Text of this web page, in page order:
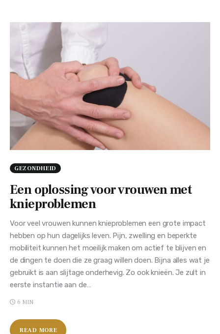
GEZONDHEID
Een oplossing voor vrouwen met
knieproblemen
Voor veel vrouwen kunnen knieproblemen een grote impact
hebben op hun dagelijks leven. Pijn, zwelling en beperkte
mobiliteit kunnen het moeilijk maken om actief te blijven en
de dingen te doen die ze graag willen doen. Bijna alles wat je
gebruikt is aan slijtage onderhevig. Zo ook knieën. Je zult in
eerste instantie aan de…
6 MIN
READ MORE